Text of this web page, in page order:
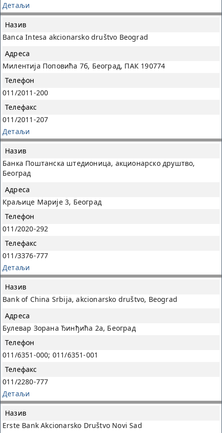
Детаљи
Banca Intesa akcionarsko društvo Beograd
Милентија Поповића 7б, Београд, ПАК 190774
011/2011-200
011/2011-207
Детаљи
Банка Поштанска штедионица, акционарско друштво,
Београд
Краљице Марије 3, Београд
011/2020-292
011/3376-777
Детаљи
Bank of China Srbija, akcionarsko društvo, Beograd
Булевар Зорана Ђинђића 2а, Београд
011/6351-000; 011/6351-001
011/2280-777
Детаљи
Erste Bank Akcionarsko Društvo Novi Sad